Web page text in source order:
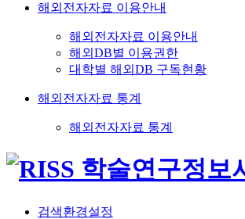
해외전자자료 이용안내
해외전자자료 이용안내
해외DB별 이용권한
대학별 해외DB 구독현황
해외전자자료 통계
해외전자자료 통계
검색환경설정